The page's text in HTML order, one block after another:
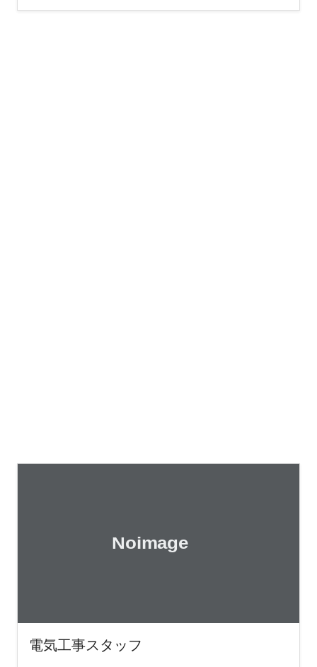
電気工事スタッフ